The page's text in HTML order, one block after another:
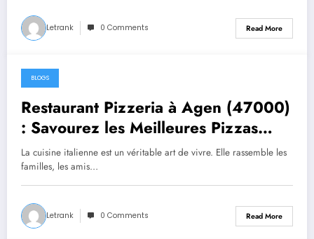
Letrank 0 Comments Read More
July 29, 2026
BLOGS
Restaurant Pizzeria à Agen (47000)
: Savourez les Meilleures Pizzas
Italiennes chez Trattoria Pasta Pizza
Brax
La cuisine italienne est un véritable art de vivre. Elle rassemble les
familles, les amis…
Letrank 0 Comments Read More